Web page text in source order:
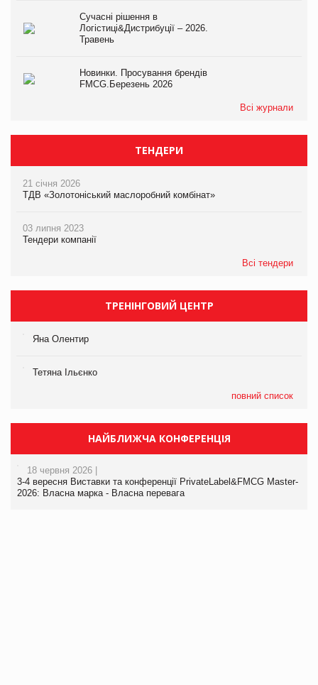
Сучасні рішення в
Логістиці&Дистрибуції – 2026.
Травень
Новинки. Просування брендів
FMCG.Березень 2026
Всі журнали
ТЕНДЕРИ
21 січня 2026
ТДВ «Золотоніський маслоробний комбінат»
03 липня 2023
Тендери компанії
Всі тендери
ТРЕНІНГОВИЙ ЦЕНТР
Яна Олентир
Тетяна Ільєнко
повний список
НАЙБЛИЖЧА КОНФЕРЕНЦІЯ
18 червня 2026 |
3-4 вересня Виставки та конференції PrivateLabel&FMCG Master-
2026: Власна марка - Власна перевага